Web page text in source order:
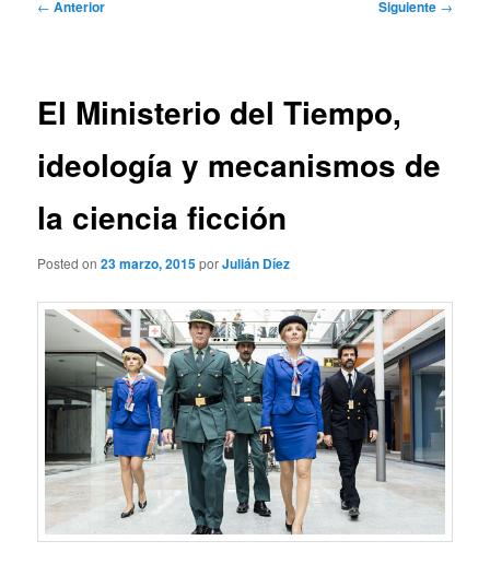
← Anterior Siguiente →
El Ministerio del Tiempo,
ideología y mecanismos de
la ciencia ficción
Posted on23 marzo, 2015porJulián Díez